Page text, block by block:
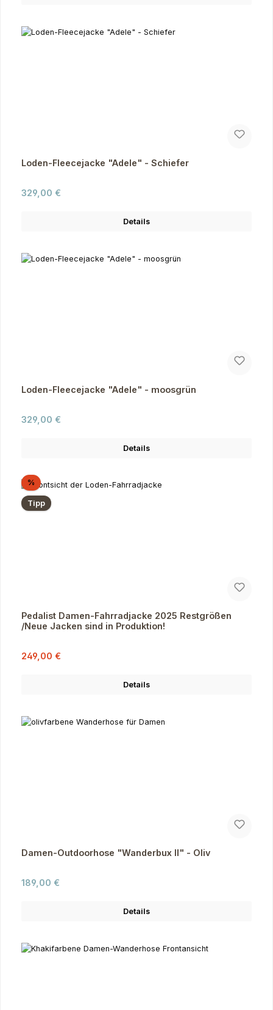
Loden-Fleecejacke "Adele" - Schiefer
Regulärer Preis:
329,00 €
Details
Loden-Fleecejacke "Adele" - moosgrün
Regulärer Preis:
329,00 €
Details
%Rabatt
Tipp
Pedalist Damen-Fahrradjacke 2025 Restgrößen
/Neue Jacken sind in Produktion!
Verkaufspreis:
249,00 €
Details
Damen-Outdoorhose "Wanderbux II" - Oliv
Regulärer Preis:
189,00 €
Details